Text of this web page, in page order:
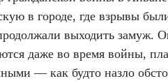
в городе, где взрывы
выходить замуж.
даже во время войны,
— как будто назло